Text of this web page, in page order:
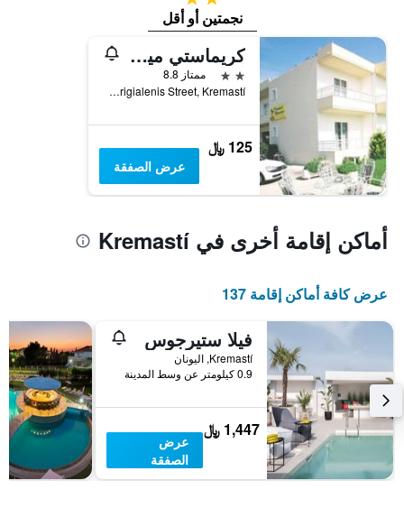
نجمتين أو أقل
كريماستي ميموريز
2 نجمتين
ممتاز 8.8
Perigialenis Street, Kremastí, اليونان
125 ﷼
عرض الصفقة
أماكن إقامة أخرى في Kremastí
عرض كافة أماكن إقامة 137
فيلا ستيرجوس
Kremastí, اليونان
0.9 كيلومتر عن وسط المدينة
1,447 ﷼
عرض
الصفقة